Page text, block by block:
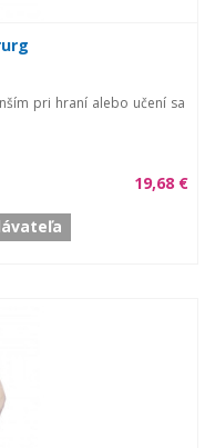
pri hraní alebo učení sa
19,68 €